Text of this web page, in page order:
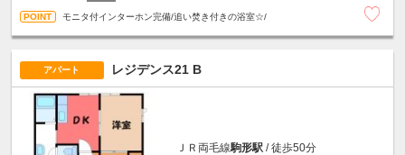
モニタ付インターホン完備/追い焚き付きの浴室☆/
アパート レジデンス21 B
ＪＲ両毛線駒形駅 / 徒歩50分